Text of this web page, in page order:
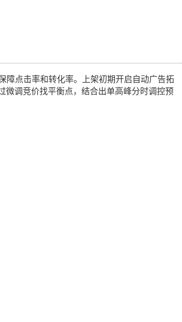
障点击率和转化率。上架初期开启自动广告拓
微调竞价找平衡点，结合出单高峰分时调控预